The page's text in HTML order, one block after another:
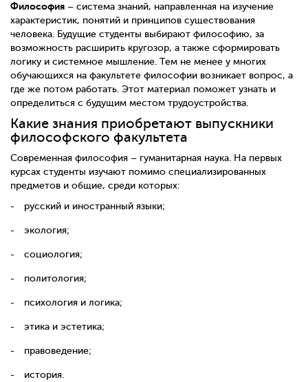
Философия – система знаний, направленная на изучение
характеристик, понятий и принципов существования
человека. Будущие студенты выбирают философию, за
возможность расширить кругозор, а также сформировать
логику и системное мышление. Тем не менее у многих
обучающихся на факультете философии возникает вопрос, а
где же потом работать. Этот материал поможет узнать и
определиться с будущим местом трудоустройства.
Какие знания приобретают выпускники
философского факультета
Современная философия – гуманитарная наука. На первых
курсах студенты изучают помимо специализированных
предметов и общие, среди которых:
русский и иностранный языки;
экология;
социология;
политология;
психология и логика;
этика и эстетика;
правоведение;
история.